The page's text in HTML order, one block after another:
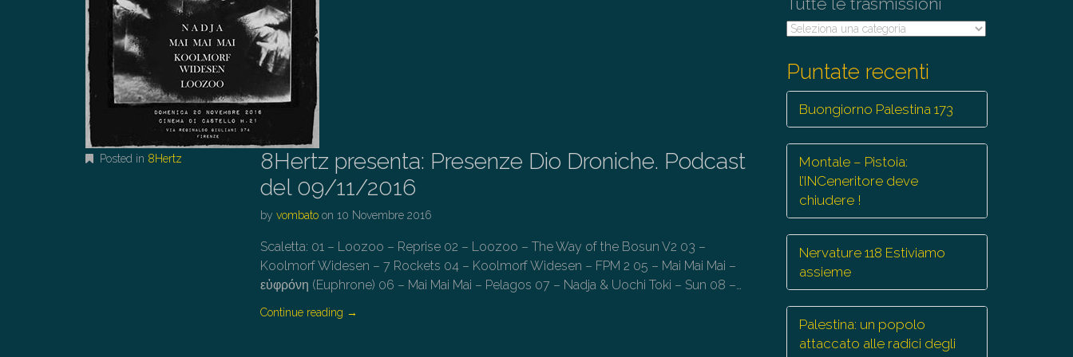
Posted in 8Hertz
8Hertz presenta: Presenze Dio Droniche. Podcast
del 09/11/2016
byvombato on 10 Novembre 2016
Scaletta: 01 – Loozoo – Reprise 02 – Loozoo – The Way of the Bosun V2 03 –
Koolmorf Widesen – 7 Rockets 04 – Koolmorf Widesen – FPM 2 05 – Mai Mai Mai –
εὐφρόνη (Euphrone) 06 – Mai Mai Mai – Pelagos 07 – Nadja & Uochi Toki – Sun 08 –…
Continue reading →
Tutte
Puntate recenti
Buongiorno Palestina 173
Montale – Pistoia:
l’INCeneritore deve
chiudere !
Nervature 118 Estiviamo
assieme
Palestina: un popolo
attaccato alle radici degli